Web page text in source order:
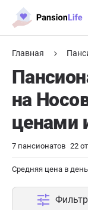
Главная
на
ценами
7 пансионатов 22
Средняя цена в
Фильтр